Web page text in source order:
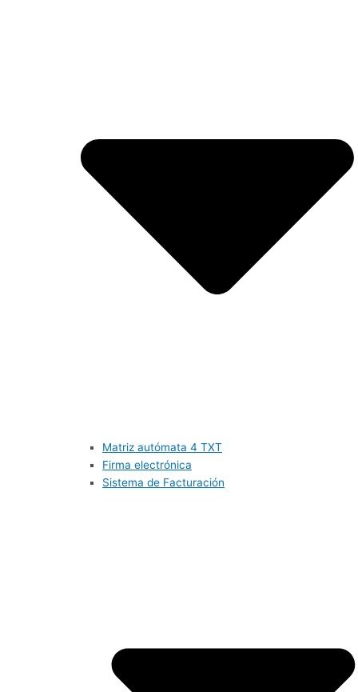
Matriz autómata 4 TXT
Firma electrónica
Sistema de Facturación